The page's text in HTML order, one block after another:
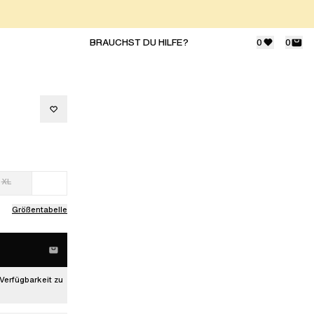
BRAUCHST DU HILFE? 0 0
XL
Größentabelle
zu